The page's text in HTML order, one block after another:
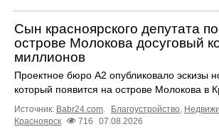
Сын красноярского депутата
острове Молокова досуговый
миллионов
Проектное бюро А2 опубликовало эскизы
который появится на острове Молокова в
Источник: Babr24.com. Благоустройство,
Красноярск
716 07.08.2026